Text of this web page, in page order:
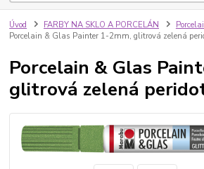
Úvod FARBY NA SKLO A PORCELÁN
Porcelain & Glas Painter 1-2mm, glitrová zelená
Porcelain & Glas
glitrová zelená